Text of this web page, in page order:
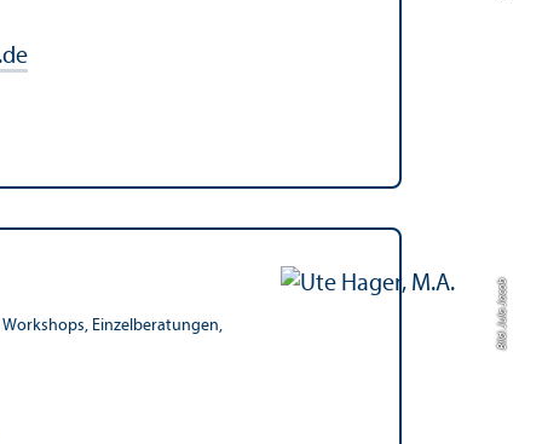
Bild: Jula Jacob
Einzel­beratungen,